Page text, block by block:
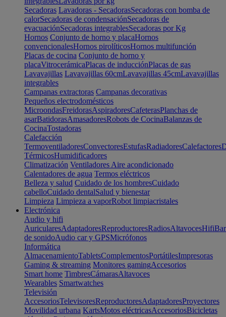
Secadoras Lavadoras - SecadorasSecadoras con bomba de
calorSecadoras de condensaciónSecadoras de
evacuaciónSecadoras integrablesSecadoras por Kg
Hornos Conjunto de horno y placaHornos
convencionalesHornos pirolíticosHornos multifunción
Placas de cocina Conjunto de horno y
placaVitrocerámicaPlacas de inducciónPlacas de gas
Lavavajillas Lavavajillas 60cmLavavajillas 45cmLavavajillas
integrables
Campanas extractoras Campanas decorativas
Pequeños electrodomésticos
MicroondasFreidorasAspiradoresCafeterasPlanchas de
asarBatidorasAmasadoresRobots de CocinaBalanzas de
CocinaTostadoras
Calefacción
TermoventiladoresConvectoresEstufasRadiadoresCalefactores
TérmicosHumidificadores
Climatización Ventiladores Aire acondicionado
Calentadores de agua Termos eléctricos
Belleza y salud Cuidado de los hombresCuidado
cabelloCuidado dentalSalud y bienestar
Limpieza Limpieza a vaporRobot limpiacristales
Electrónica
Audio y hifi
AuricularesAdaptadoresReproductoresRadiosAltavocesHifi
de sonidoAudio car y GPSMicrófonos
Informática
AlmacenamientoTabletsComplementosPortátilesImpresoras
Gaming & streaming Monitores gamingAccesorios
Smart home TimbresCámarasAltavoces
Wearables Smartwatches
Televisión
AccesoriosTelevisoresReproductoresAdaptadoresProyectores
Movilidad urbana KartsMotos eléctricasAccesoriosBicicletas